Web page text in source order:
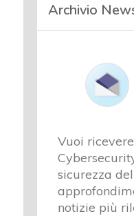
e
Chi
Archivio
Vuoi
sicurezza
notizie più